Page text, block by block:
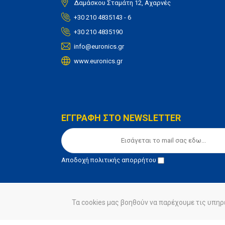
Δαμάσκου Σταμάτη 12, Αχαρνές
+30 210 4835143 - 6
+30 210 4835190
info@euronics.gr
www.euronics.gr
ΕΓΓΡΑΦΗ ΣΤΟ NEWSLETTER
Αποδοχήπολιτικής απορρήτου
© euronics 2020 Όροι Χρήσης Πολιτική
Τα cookies μας βοηθούν να παρέχουμε τις